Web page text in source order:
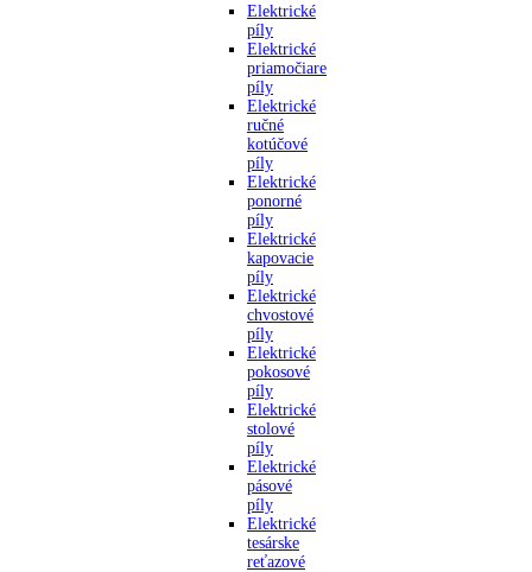
Elektrické
píly
Elektrické
priamočiare
píly
Elektrické
ručné
kotúčové
píly
Elektrické
ponorné
píly
Elektrické
kapovacie
píly
Elektrické
chvostové
píly
Elektrické
pokosové
píly
Elektrické
stolové
píly
Elektrické
pásové
píly
Elektrické
tesárske
reťazové